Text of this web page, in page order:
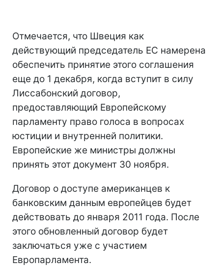
Отмечается, что Швеция как
действующий председатель ЕС намерена
обеспечить принятие этого соглашения
еще до 1 декабря, когда вступит в силу
Лиссабонский договор,
предоставляющий Европейскому
парламенту право голоса в вопросах
юстиции и внутренней политики.
Европейские же министры должны
принять этот документ 30 ноября.
Договор о доступе американцев к
банковским данным европейцев будет
действовать до января 2011 года. После
этого обновленный договор будет
заключаться уже с участием
Европарламента.